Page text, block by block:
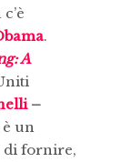
.
A
–
un
di fornire,